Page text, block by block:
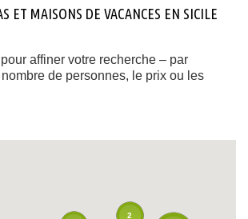
ET MAISONS DE VACANCES EN SICILE
affiner votre recherche – par
de personnes, le prix ou les
2